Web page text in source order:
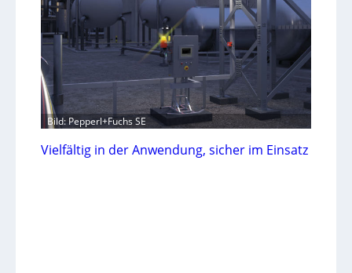
Bild: Pepperl+Fuchs SE
Vielfältig in der Anwendung, sicher im Einsatz